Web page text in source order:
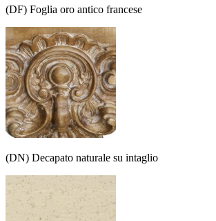
(DF) Foglia oro antico francese
(DN) Decapato naturale su intaglio